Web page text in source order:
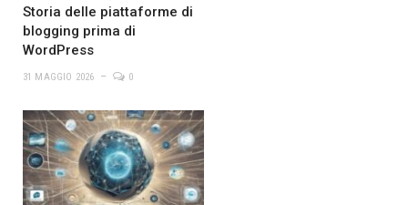
Storia delle piattaforme di
blogging prima di
WordPress
31 MAGGIO 2026 0